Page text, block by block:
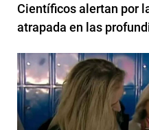
Científicos alertan por
atrapada en las